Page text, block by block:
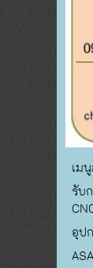
เม
รับ
อุป